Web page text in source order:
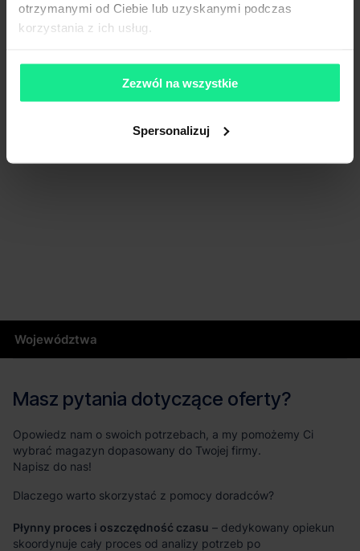
otrzymanymi od Ciebie lub uzyskanymi podczas
korzystania z ich usług.
Zezwól na wszystkie
Spersonalizuj
Województwa
Masz pytania dotyczące oferty?
Opowiedz nam o swoich potrzebach, a my pomożemy Ci
wybrać magazyn dopasowany do Twojej firmy.
Napisz do nas!
Dlaczego warto skorzystać z pomocy doradców?
Płynny proces i oszczędność czasu – dedykowany opiekun
skoordynuje cały proces od analizy potrzeb po